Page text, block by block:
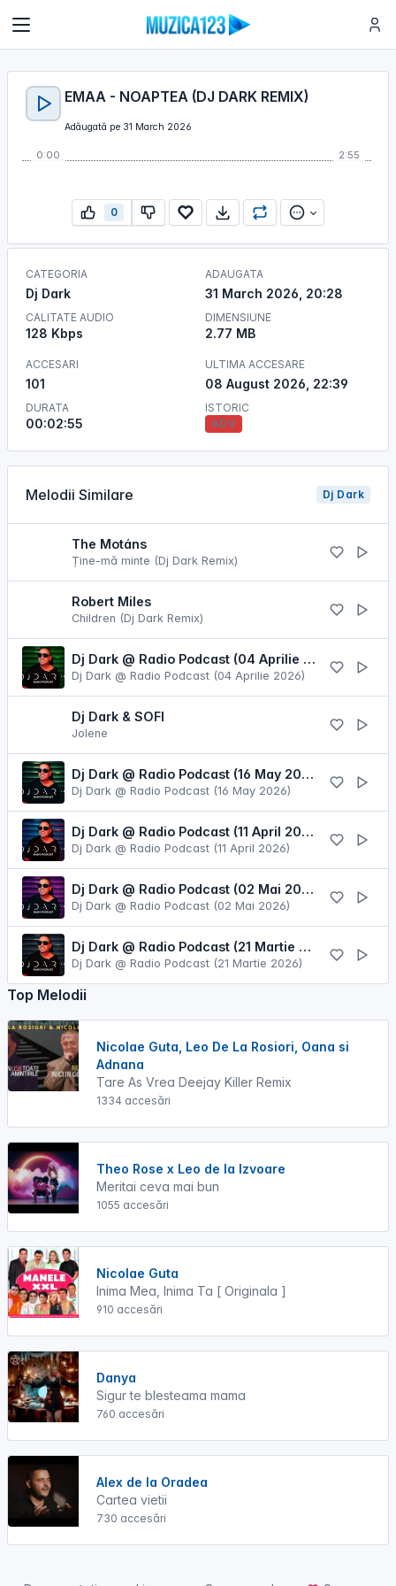
EMAA - NOAPTEA (DJ DARK REMIX)
Adăugată pe 31 March 2026
0:00 2:55
0
CATEGORIA
Dj Dark
CALITATE AUDIO
128 Kbps
ADAUGATA
31 March 2026, 20:28
DIMENSIUNE
2.77 MB
ACCESARI
101
DURATA
00:02:55
ULTIMA ACCESARE
08 August 2026, 22:39
ISTORIC
ADV
Melodii Similare Dj Dark
The Motáns
Ține-mă minte (Dj Dark Remix)
Robert Miles
Children (Dj Dark Remix)
Dj Dark @ Radio Podcast (04 Aprilie 2026)
Dj Dark @ Radio Podcast (04 Aprilie 2026)
Dj Dark & SOFI
Jolene
Dj Dark @ Radio Podcast (16 May 2026)
Dj Dark @ Radio Podcast (16 May 2026)
Dj Dark @ Radio Podcast (11 April 2026)
Dj Dark @ Radio Podcast (11 April 2026)
Dj Dark @ Radio Podcast (02 Mai 2026)
Dj Dark @ Radio Podcast (02 Mai 2026)
Dj Dark @ Radio Podcast (21 Martie 2026)
Dj Dark @ Radio Podcast (21 Martie 2026)
Top Melodii
Nicolae Guta, Leo De La Rosiori, Oana si
Adnana
Tare As Vrea Deejay Killer Remix
1334 accesări
Theo Rose x Leo de la Izvoare
Meritai ceva mai bun
1055 accesări
Nicolae Guta
Inima Mea, Inima Ta [ Originala ]
910 accesări
Danya
Sigur te blesteama mama
760 accesări
Alex de la Oradea
Cartea vietii
730 accesări